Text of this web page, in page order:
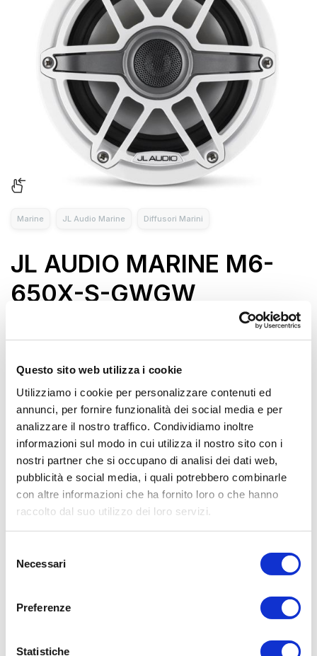
Questo sito web utilizza i cookie
Utilizziamo i cookie per personalizzare contenuti ed
annunci, per fornire funzionalità dei social media e per
analizzare il nostro traffico. Condividiamo inoltre
informazioni sul modo in cui utilizza il nostro sito con i
nostri partner che si occupano di analisi dei dati web,
pubblicità e social media, i quali potrebbero combinarle
con altre informazioni che ha fornito loro o che hanno
raccolto dal suo utilizzo dei loro servizi.
delNecessari
Preferenze
Statistiche
Marine JL Audio Marine Diffusori Marini
JL AUDIO MARINE M6-
650X-S-GWGW
Ogni altoparlante M6-650X-S presenta un cono in polimero
ad alta escursione da 6,5 pollici, che garantisce una
estesa. Gli altoparlanti sono dotati di un tweeter in seta da
0,75 pollici, che assicura una riproduzione dettagliata delle
alte frequenze, e di un crossover di precisione per
un'ottimale integrazione dei suoni.
La bobina mobile degli altoparlanti è costruita in rame, per una
maggiore dissipazione del calore e una migliore gestione
della potenza, mentre i telai in policarbonato proteggono le
unità dai danni causati dall'acqua e dai raggi UV.
In sintesi, gli altoparlanti coassiali marini Jl Audio M6-650X-S
sono una soluzione di alta qualità per chi cerca un suono
costruzione resistente e una facile installazione.